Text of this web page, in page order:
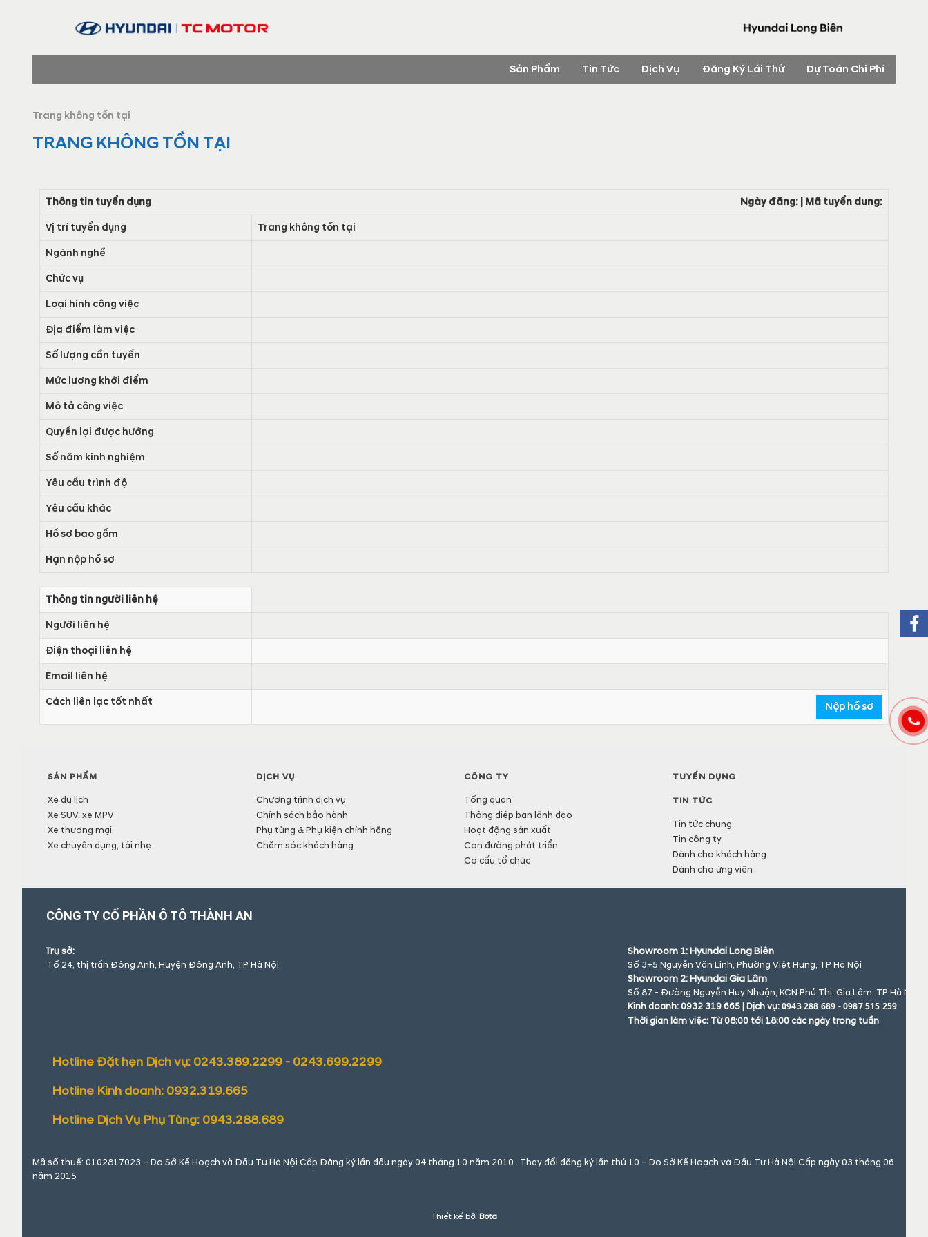
Sản Phẩm Tin Tức Dịch Vụ Đăng Ký Lái Thử Dự Toán Chi Phí
Trang không tồn tại
TRANG KHÔNG TỒN TẠI
Thông tin tuyển dụng Ngày đăng: | Mã tuyển dung:
Vị trí tuyển dụng Trang không tồn tại
Ngành nghề
Chức vụ
Loại hình công việc
Địa điểm làm việc
Số lượng cần tuyển
Mức lương khởi điểm
Mô tả công việc
Quyền lợi được hưởng
Số năm kinh nghiệm
Yêu cầu trình độ
Yêu cầu khác
Hồ sơ bao gồm
Hạn nộp hồ sơ
Thông tin người liên hệ
Người liên hệ
Điện thoại liên hệ
Email liên hệ
Cách liên lạc tốt nhất Nộp hồ sơ
SẢN PHẨM
Xe du lịch
Xe SUV, xe MPV
Xe thương mại
Xe chuyên dụng, tải nhẹ
DỊCH VỤ
Chương trình dịch vụ
Chính sách bảo hành
Phụ tùng & Phụ kiện chính hãng
Chăm sóc khách hàng
CÔNG TY
Tổng quan
Thông điệp ban lãnh đạo
Hoạt động sản xuất
Con đường phát triển
Cơ cấu tổ chức
TUYỂN DỤNG
TIN TỨC
Tin tức chung
Tin công ty
Dành cho khách hàng
Dành cho ứng viên
CÔNG TY CỔ PHẦN Ô TÔ THÀNH AN
Trụ sở: Showroom 1: Hyundai Long Biên
Tổ 24, thị trấn Đông Anh, Huyện Đông Anh, TP Hà Nội Số 3+5 Nguyễn Văn Linh, Phường Việt Hưng, TP Hà Nội
Showroom 2: Hyundai Gia Lâm
Số 87 - Đường Nguyễn Huy Nhuận, KCN Phú Thị, Gia Lâm, TP Hà Nội
Kinh doanh: 0932 319 665 | Dịch vụ:0943 288 689 - 0987 515 259
Thời gian làm việc: Từ 08:00 tới 18:00 các ngày trong tuần
Hotline Đặt hẹn Dịch vụ: 0243.389.2299 - 0243.699.2299
Hotline Kinh doanh: 0932.319.665
Hotline Dịch Vụ Phụ Tùng: 0943.288.689
Mã số thuế: 0102817023 – Do Sở Kế Hoạch và Đầu Tư Hà Nội Cấp Đăng ký lần đầu ngày 04 tháng 10 năm 2010 . Thay đổi đăng ký lần thứ 10 – Do Sở Kế Hoạch và Đầu Tư Hà Nội Cấp ngày 03 tháng 06
năm 2015
Thiết kế bởi Bota